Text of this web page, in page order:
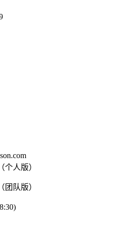
个人版）
团队版）